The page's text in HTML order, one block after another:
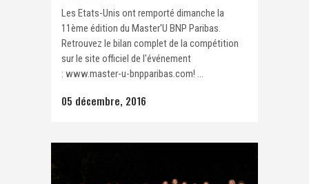
Les Etats-Unis ont remporté dimanche la
11ème édition du Master'U BNP Paribas.
Retrouvez le bilan complet de la compétition
sur le site officiel de l'événement
: www.master-u-bnpparibas.com! ...
05 décembre, 2016